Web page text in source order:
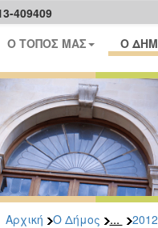
409409
Ο ΤΟΠΟΣ ΜΑΣ Ο
Αρχική Ο Δήμος ... 2012